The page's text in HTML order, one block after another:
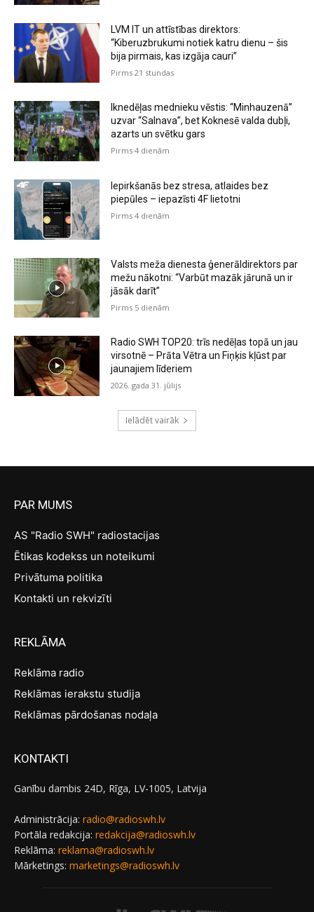
LVM IT un attīstības direktors:
“Kiberuzbrukumi notiek katru dienu – šis
bija pirmais, kas izgāja cauri”
Pirms 21 stundas
Iknedēļas mednieku vēstis: “Minhauzenā”
uzvar “Salnava”, bet Koknesē valda dubļi,
azarts un svētku gars
Pirms 4 dienām
Iepirkšanās bez stresa, atlaides bez
piepūles – iepazīsti 4F lietotni
Pirms 4 dienām
Valsts meža dienesta ģenerāldirektors par
mežu nākotni: “Varbūt mazāk jārunā un ir
jāsāk darīt”
Pirms 5 dienām
Radio SWH TOP20: trīs nedēļas topā un jau
virsotnē – Prāta Vētra un Fiņķis kļūst par
jaunajiem līderiem
2026. gada 31. jūlijs
Ielādēt vairāk
PAR MUMS
AS "Radio SWH" radiostacijas
Ētikas kodekss un noteikumi
Privātuma politika
Kontakti un rekvizīti
REKLĀMA
Reklāma radio
Reklāmas ierakstu studija
Reklāmas pārdošanas nodaļa
KONTAKTI
Ganību dambis 24D, Rīga, LV-1005, Latvija
Administrācija: radio@radioswh.lv
Portāla redakcija: redakcija@radioswh.lv
Reklāma: reklama@radioswh.lv
Mārketings: marketings@radioswh.lv